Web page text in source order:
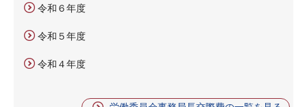
令和６年度
令和５年度
令和４年度